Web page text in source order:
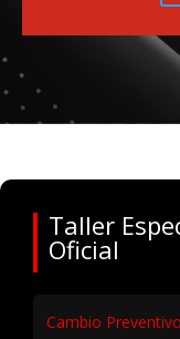
Taller
Oficial
Cambio